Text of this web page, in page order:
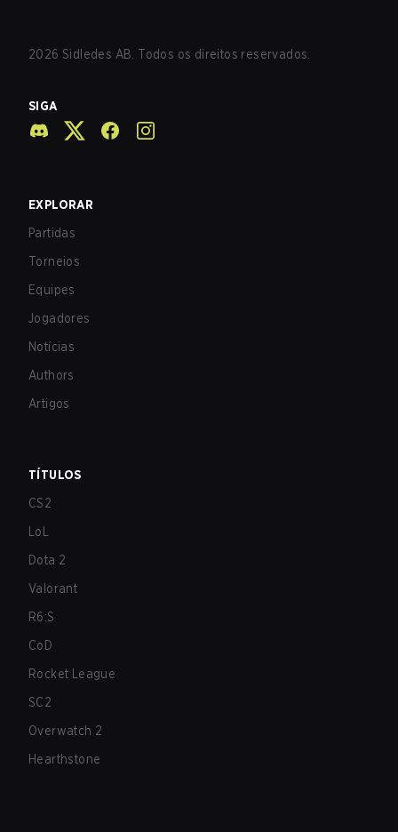
2026 Sidledes AB. Todos os direitos reservados.
SIGA
EXPLORAR
Partidas
Torneios
Equipes
Jogadores
Notícias
Authors
Artigos
TÍTULOS
CS2
LoL
Dota 2
Valorant
R6:S
CoD
Rocket League
SC2
Overwatch 2
Hearthstone